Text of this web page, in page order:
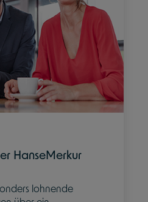
HanseMerkur
lohnende